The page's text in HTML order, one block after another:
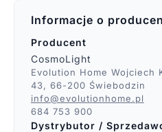
Informacje o
Producent
CosmoLight
Evolution Home Wojciech
43, 66-200 Świebodzin
info@evolutionhome.pl
684 753 900
Dystrybutor /